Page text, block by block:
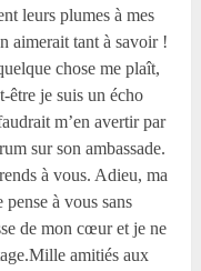
leurs plumes à mes
aimerait tant à savoir !
chose me plaît,
être je suis un écho
m’en avertir par
sur son ambassade.
à vous. Adieu, ma
à vous sans
de mon cœur et je ne
amitiés aux